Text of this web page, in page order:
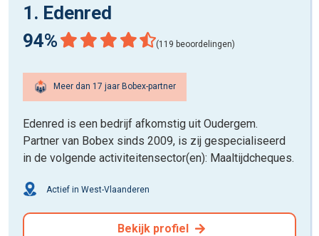
1. Edenred
94%
(119 beoordelingen)
Meer dan 17 jaar Bobex-partner
Edenred is een bedrijf afkomstig uit Oudergem.
Partner van Bobex sinds 2009, is zij gespecialiseerd
in de volgende activiteitensector(en): Maaltijdcheques.
Actief in West-Vlaanderen
Bekijk profiel